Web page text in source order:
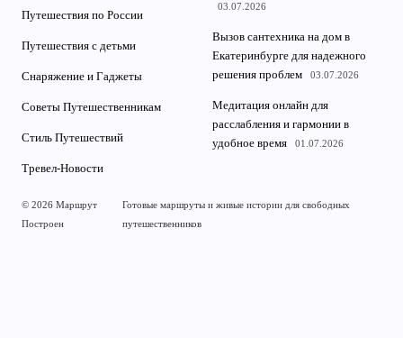
Путешествия по России
Путешествия с детьми
Снаряжение и Гаджеты
Советы Путешественникам
Стиль Путешествий
Тревел-Новости
03.07.2026
Вызов сантехника на дом в
Екатеринбурге для надежного
решения проблем
03.07.2026
Медитация онлайн для
расслабления и гармонии в
удобное время
01.07.2026
© 2026 Маршрут
Построен
Готовые маршруты и живые истории для свободных
путешественников